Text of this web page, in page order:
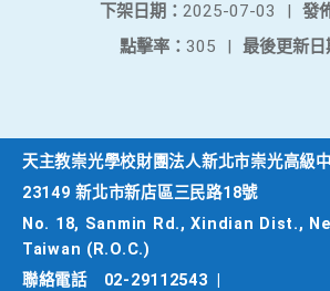
發
下架日期： 2025-07-03
|
最後更新日
點擊率： 305 |
天主教崇光學校財團法人新北市崇光高級
23149 新北市新店區三民路18號
No. 18, Sanmin Rd., Xindian Dist.,
Taiwan (R.O.C.)
聯絡電話
02-29112543